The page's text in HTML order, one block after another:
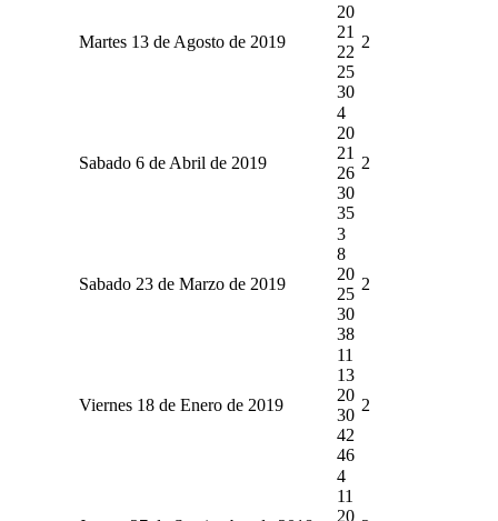
Martes 13 de Agosto de 2019
20
21
22
25
30
2
Sabado 6 de Abril de 2019
4
20
21
26
30
35
2
Sabado 23 de Marzo de 2019
3
8
20
25
30
38
2
Viernes 18 de Enero de 2019
11
13
20
30
42
46
2
4
11
20